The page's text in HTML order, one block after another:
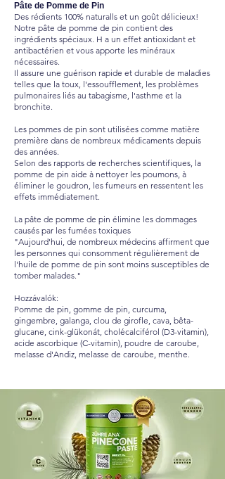
Pâte de Pomme de Pin
Des rédients 100% naturalls et un goût délicieux!
Notre pâte de pomme de pin contient des
ingrédients spéciaux. H a un effet antioxidant et
antibactérien et vous apporte les minéraux
nécessaires.
Il assure une guérison rapide et durable de maladies
telles que la toux, l'essoufflement, les problèmes
pulmonaires liés au tabagisme, l'asthme et la
bronchite.
Les pommes de pin sont utilisées comme matière
première dans de nombreux médicaments depuis
des années.
Selon des rapports de recherches scientifiques, la
pomme de pin aide à nettoyer les poumons, à
éliminer le goudron, les fumeurs en ressentent les
effets immédiatement.
La pâte de pomme de pin élimine les dommages
causés par les fumées toxiques
"Aujourd'hui, de nombreux médecins affirment que
les personnes qui consomment régulièrement de
l'huile de pomme de pin sont moins susceptibles de
tomber malades."
Hozzávalók:
Pomme de pin, gomme de pin, curcuma,
gingembre, galanga, clou de girofle, cava, bêta-
glucane, cink-glükonát, cholécalciférol (D3-vitamin),
acide ascorbique (C-vitamin), poudre de caroube,
melasse d'Andiz, melasse de caroube, menthe.